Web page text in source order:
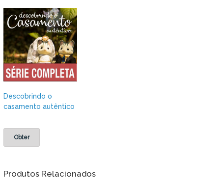
Descobrindo o
casamento autêntico
Obter
Produtos Relacionados